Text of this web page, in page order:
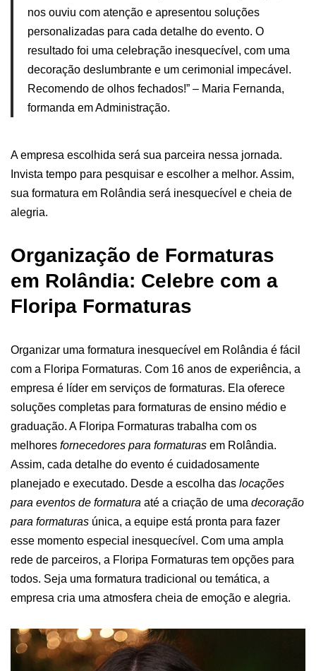
nos ouviu com atenção e apresentou soluções
personalizadas para cada detalhe do evento. O
resultado foi uma celebração inesquecível, com uma
decoração deslumbrante e um cerimonial impecável.
Recomendo de olhos fechados!” – Maria Fernanda,
formanda em Administração.
A empresa escolhida será sua parceira nessa jornada.
Invista tempo para pesquisar e escolher a melhor. Assim,
sua formatura em Rolândia será inesquecível e cheia de
alegria.
Organização de Formaturas
em Rolândia: Celebre com a
Floripa Formaturas
Organizar uma formatura inesquecível em Rolândia é fácil
com a Floripa Formaturas. Com 16 anos de experiência, a
empresa é líder em serviços de formaturas. Ela oferece
soluções completas para formaturas de ensino médio e
graduação. A Floripa Formaturas trabalha com os
melhores fornecedores para formaturas em Rolândia.
Assim, cada detalhe do evento é cuidadosamente
planejado e executado. Desde a escolha das locações
para eventos de formatura até a criação de uma decoração
para formaturas única, a equipe está pronta para fazer
esse momento especial inesquecível. Com uma ampla
rede de parceiros, a Floripa Formaturas tem opções para
todos. Seja uma formatura tradicional ou temática, a
empresa cria uma atmosfera cheia de emoção e alegria.